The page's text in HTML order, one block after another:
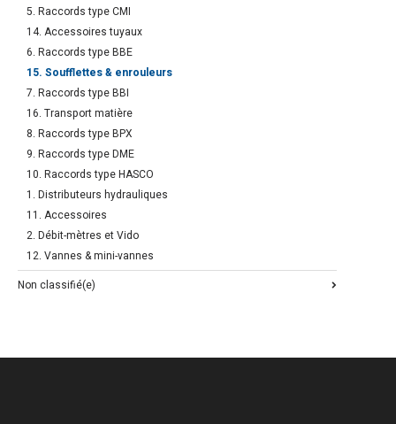
5. Raccords type CMI
14. Accessoires tuyaux
6. Raccords type BBE
15. Soufflettes & enrouleurs
7. Raccords type BBI
16. Transport matière
8. Raccords type BPX
9. Raccords type DME
10. Raccords type HASCO
1. Distributeurs hydrauliques
11. Accessoires
2. Débit-mètres et Vido
12. Vannes & mini-vannes
Non classifié(e)